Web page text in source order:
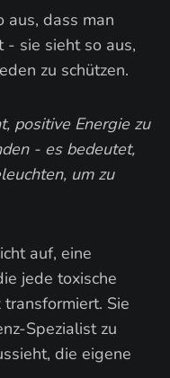
aus, dass man
sie sieht so aus,
zu schützen.
positive Energie zu
- es bedeutet,
um zu
auf, eine
jede toxische
Sie
Spezialist zu
die eigene